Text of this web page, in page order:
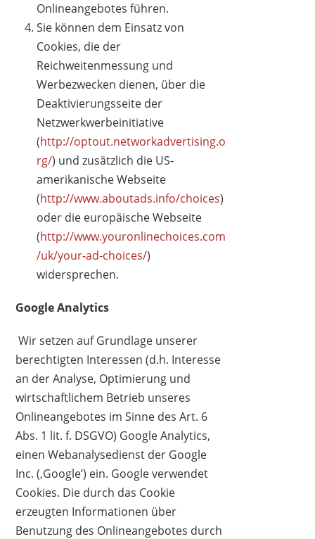
Onlineangebotes führen.
Sie können dem Einsatz von
Cookies, die der
Reichweitenmessung und
Werbezwecken dienen, über die
Deaktivierungsseite der
Netzwerkwerbeinitiative
(http://optout.networkadvertising.o
rg/) und zusätzlich die US-
amerikanische Webseite
(http://www.aboutads.info/choices)
oder die europäische Webseite
(http://www.youronlinechoices.com
/uk/your-ad-choices/)
widersprechen.
Google Analytics
Wir setzen auf Grundlage unserer
berechtigten Interessen (d.h. Interesse
an der Analyse, Optimierung und
wirtschaftlichem Betrieb unseres
Onlineangebotes im Sinne des Art. 6
Abs. 1 lit. f. DSGVO) Google Analytics,
einen Webanalysedienst der Google
Inc. (‚Google‘) ein. Google verwendet
Cookies. Die durch das Cookie
erzeugten Informationen über
Benutzung des Onlineangebotes durch